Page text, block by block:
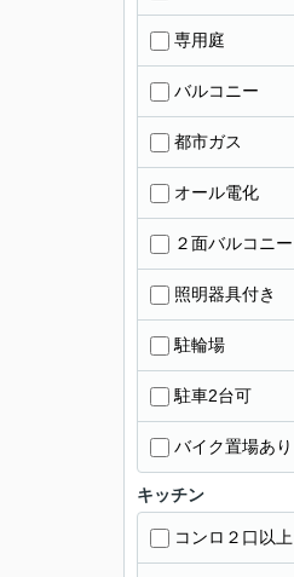
専用庭
バルコニー
都市ガス
オール電化
２面バルコニー
照明器具付き
駐輪場
駐車2台可
バイク置場あり
キッチン
コンロ２口以上